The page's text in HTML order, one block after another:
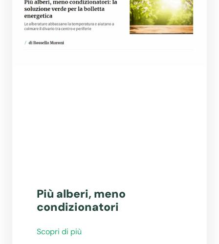
Più alberi, meno
condizionatori
Scopri di più